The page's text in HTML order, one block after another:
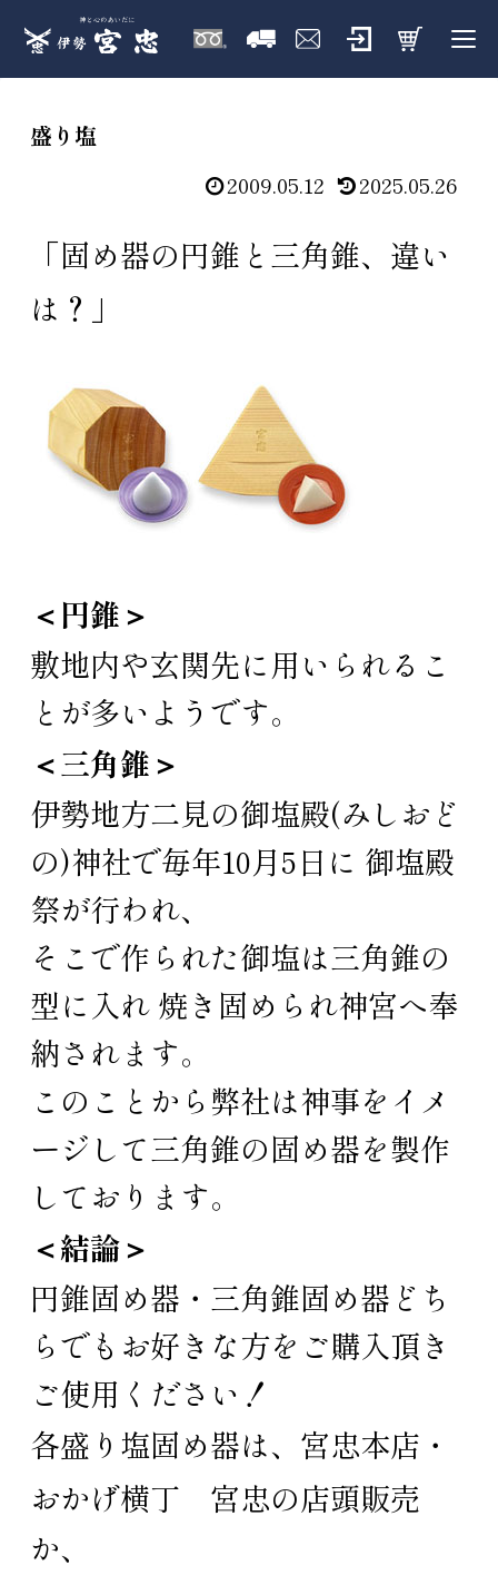
盛り塩
2009.05.12 2025.05.26
「固め器の円錐と三角錐、違い
は？」
＜円錐＞
敷地内や玄関先に用いられるこ
とが多いようです。
＜三角錐＞
伊勢地方二見の御塩殿(みしおど
の)神社で毎年10月5日に 御塩殿
祭が行われ、
そこで作られた御塩は三角錐の
型に入れ 焼き固められ神宮へ奉
納されます。
このことから弊社は神事をイメ
ージして三角錐の固め器を製作
しております。
＜結論＞
円錐固め器・三角錐固め器どち
らでもお好きな方をご購入頂き
ご使用ください！
各盛り塩固め器は、 宮忠本店 ・
おかげ横丁 宮忠の店頭販売
か、